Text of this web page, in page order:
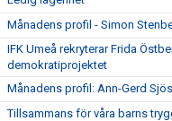
Månadens profil - Simon
IFK Umeå rekryterar Frida
demokratiprojektet
Månadens profil: Ann-Gerd
Tillsammans för våra barns